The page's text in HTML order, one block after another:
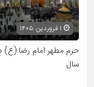
حرم مطهر امام رضا (ع)
سال